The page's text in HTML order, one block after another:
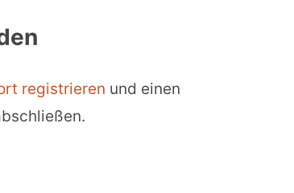
registrieren und einen